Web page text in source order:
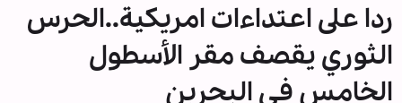
ردا على اعتداءات امريكية..الحرس
الثوري يقصف مقر الأسطول
الخامس في البحرين